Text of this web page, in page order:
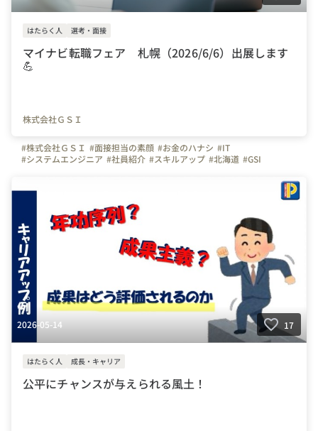
はたらく人 選考・面接
マイナビ転職フェア 札幌（2026/6/6）出展します
💪
株式会社ＧＳＩ
#株式会社ＧＳＩ #面接担当の素顔 #お金のハナシ #IT
#システムエンジニア #社員紹介 #スキルアップ #北海道 #GSI
#マイナビ転職フェア
2026-05-14 17
はたらく人 成長・キャリア
公平にチャンスが与えられる風土！